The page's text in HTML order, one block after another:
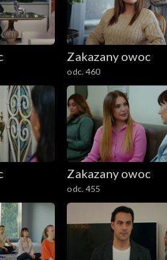
Zakazany owoc
odc. 460
Zakazany owoc
odc. 455